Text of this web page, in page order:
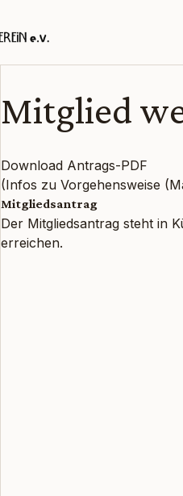
Mitglied
Download Antrags-PDF
(Infos zu Vorgehensweise
Mitgliedsantrag
Der Mitgliedsantrag steht in
erreichen.